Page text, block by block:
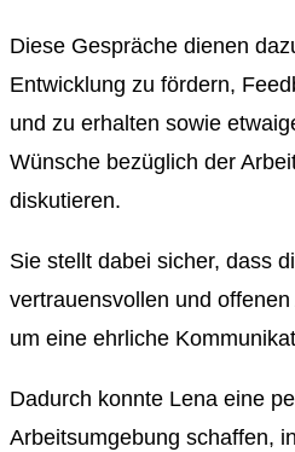
Diese Gespräche dienen
Entwicklung zu fördern,
und zu erhalten sowie
Wünsche bezüglich der
diskutieren.
Sie stellt dabei sicher, dass
vertrauensvollen und
um eine ehrliche
Dadurch konnte Lena eine
Arbeitsumgebung schaffen,